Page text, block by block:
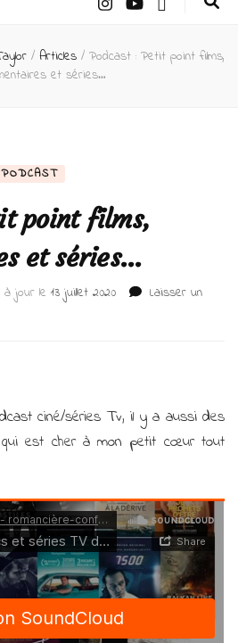
–
/ Articles / Podcast : Petit point films,
et séries…
PODCAST
point films,
et séries…
à jour le 13 juillet 2020
Laisser un
ciné/séries Tv, il y a aussi des
qui est cher à mon petit cœur tout